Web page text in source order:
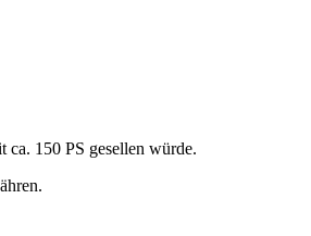
ca. 150 PS gesellen würde.